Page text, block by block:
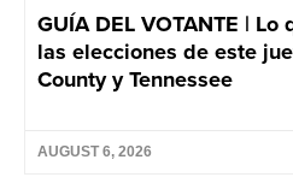
GUÍA DEL VOTANTE |
las elecciones de este
County y Tennessee
AUGUST 6, 2026